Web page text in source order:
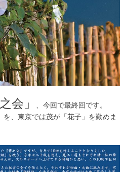
会」
、今回で最終回です。
、東京では茂が「花子」を勤めま